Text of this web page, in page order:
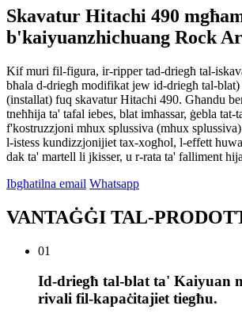
Skavatur Hitachi 490
b'kaiyuanzhichuang Rock
Kif muri fil-figura, ir-ripper tad-driegħ tal-
bħala d-driegħ modifikat jew id-driegħ tal-
(installat) fuq skavatur Hitachi 490. Għandu
tneħħija ta' tafal iebes, blat imħassar, ġebla
f'kostruzzjoni mhux splussiva (mhux
l-istess kundizzjonijiet tax-xogħol, l-effett
dak ta' martell li jkisser, u r-rata ta' falliment
Ibgħatilna email Whatsapp
VANTAĠĠI TAL-
01
Id-driegħ tal-blat ta' Kaiyuan
rivali fil-kapaċitajiet tiegħu.